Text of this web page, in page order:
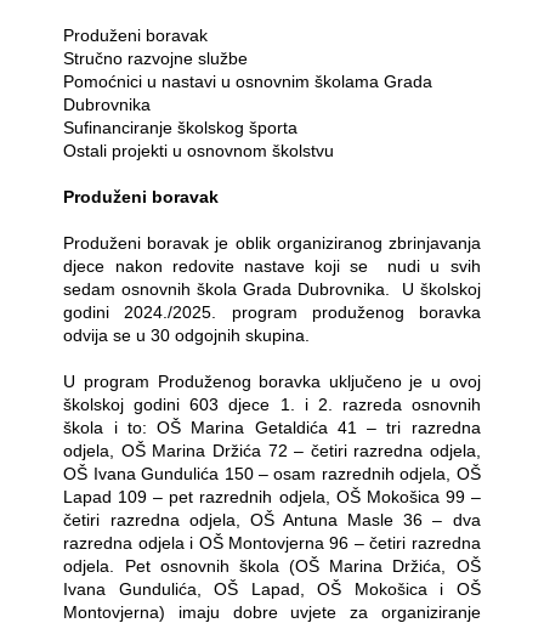
Produženi boravak
Stručno razvojne službe
Pomoćnici u nastavi u osnovnim školama Grada
Dubrovnika
Sufinanciranje školskog športa
Ostali projekti u osnovnom školstvu
Produženi boravak
Produženi boravak je oblik organiziranog zbrinjavanja
djece nakon redovite nastave koji se
nudi u svih
sedam osnovnih škola Grada Dubrovnika.
U školskoj
godini 2024./2025. program produženog boravka
odvija se u 30 odgojnih skupina.
U program Produženog boravka uključeno je u ovoj
školskoj godini 603 djece 1. i 2. razreda osnovnih
škola i to: OŠ Marina Getaldića 41 – tri razredna
odjela, OŠ Marina Držića 72 – četiri razredna odjela,
OŠ Ivana Gundulića 150 – osam razrednih odjela, OŠ
Lapad 109 – pet razrednih odjela, OŠ Mokošica 99 –
četiri razredna odjela, OŠ Antuna Masle 36 – dva
razredna odjela i OŠ Montovjerna 96 – četiri razredna
odjela. Pet osnovnih škola (OŠ Marina Držića, OŠ
Ivana Gundulića, OŠ Lapad, OŠ Mokošica i OŠ
Montovjerna) imaju dobre uvjete za organiziranje